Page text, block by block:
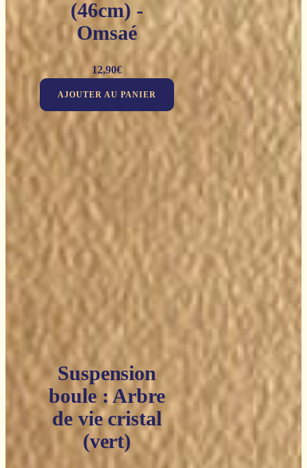
(46cm) -
Omsaé
12,90€
AJOUTER AU PANIER
Suspension
boule : Arbre
de vie cristal
(vert)